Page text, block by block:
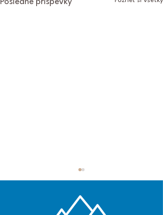
Posledné príspevky